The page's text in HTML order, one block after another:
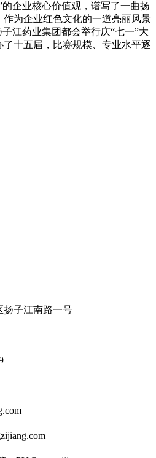
企业核心价值观，谱写了一曲扬
为企业红色文化的一道亮丽风景
江药业集团都会举行庆“七一”大
十五届，比赛规模、专业水平逐
扬子江南路一号